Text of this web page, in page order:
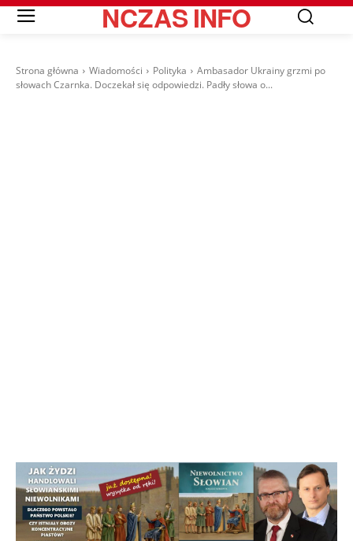
NCZASINFO
Strona główna Wiadomości Polityka
Ambasador Ukrainy grzmi po
słowach Czarnka. Doczekał się odpowiedzi. Padły słowa o...